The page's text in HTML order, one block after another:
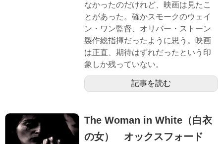
なかったのだけれど、映画は見たこ
とがあった。確かスモークのウェイ
ン・ワン監督、オリバー・ストーン
製作総指揮だったように思う。映画
は正直、期待はずれだったという印
象しか残っていない。
記事を読む
The Woman in White（白衣
の女） オックスフォード